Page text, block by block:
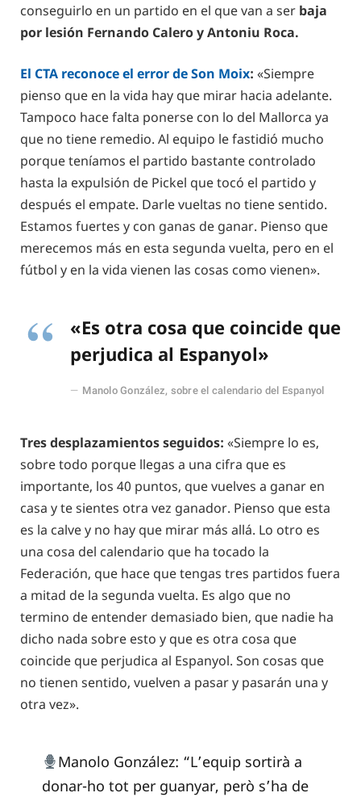
conseguirlo en un partido en el que van a ser baja
por lesión Fernando Calero y Antoniu Roca.
El CTA reconoce el error de Son Moix: «Siempre
pienso que en la vida hay que mirar hacia adelante.
Tampoco hace falta ponerse con lo del Mallorca ya
que no tiene remedio. Al equipo le fastidió mucho
porque teníamos el partido bastante controlado
hasta la expulsión de Pickel que tocó el partido y
después el empate. Darle vueltas no tiene sentido.
Estamos fuertes y con ganas de ganar. Pienso que
merecemos más en esta segunda vuelta, pero en el
fútbol y en la vida vienen las cosas como vienen».
«Es otra cosa que coincide que
perjudica al Espanyol»
Manolo González, sobre el calendario del Espanyol
Tres desplazamientos seguidos: «Siempre lo es,
sobre todo porque llegas a una cifra que es
importante, los 40 puntos, que vuelves a ganar en
casa y te sientes otra vez ganador. Pienso que esta
es la calve y no hay que mirar más allá. Lo otro es
una cosa del calendario que ha tocado la
Federación, que hace que tengas tres partidos fuera
a mitad de la segunda vuelta. Es algo que no
termino de entender demasiado bien, que nadie ha
dicho nada sobre esto y que es otra cosa que
coincide que perjudica al Espanyol. Son cosas que
no tienen sentido, vuelven a pasar y pasarán una y
otra vez».
Manolo González: “L’equip sortirà a
donar-ho tot per guanyar, però s’ha de